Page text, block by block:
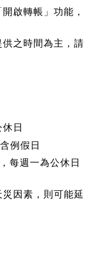
啟轉帳」功能，
之時間為主，請
日
例假日
每週一為公休日
因素，則可能延